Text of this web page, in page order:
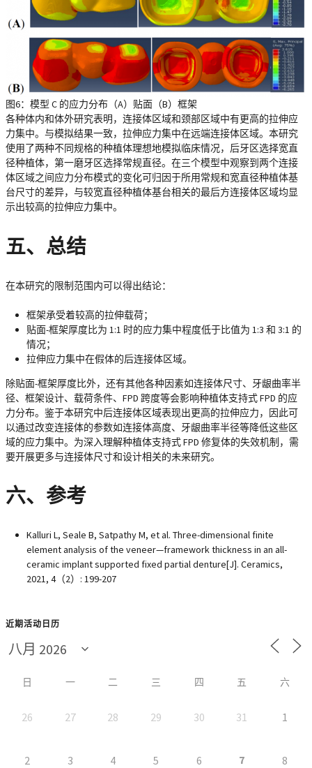
图6：模型 C 的应力分布（A）贴面（B）框架
各种体内和体外研究表明，连接体区域和颈部区域中有更高的拉伸应
力集中。与模拟结果一致，拉伸应力集中在远端连接体区域。本研究
使用了两种不同规格的种植体理想地模拟临床情况，后牙区选择宽直
径种植体，第一磨牙区选择常规直径。在三个模型中观察到两个连接
体区域之间应力分布模式的变化可归因于所用常规和宽直径种植体基
台尺寸的差异，与较宽直径种植体基台相关的最后方连接体区域均显
示出较高的拉伸应力集中。
五、总结
在本研究的限制范围内可以得出结论：
框架承受着较高的拉伸载荷；
贴面-框架厚度比为 1:1 时的应力集中程度低于比值为 1:3 和 3:1 的
情况；
拉伸应力集中在假体的后连接体区域。
除贴面-框架厚度比外，还有其他各种因素如连接体尺寸、牙龈曲率半
径、框架设计、载荷条件、FPD 跨度等会影响种植体支持式 FPD 的应
力分布。鉴于本研究中后连接体区域表现出更高的拉伸应力，因此可
以通过改变连接体的参数如连接体高度、牙龈曲率半径等降低这些区
域的应力集中。为深入理解种植体支持式 FPD 修复体的失效机制，需
要开展更多与连接体尺寸和设计相关的未来研究。
六、参考
Kalluri L, Seale B, Satpathy M, et al. Three-dimensional finite
element analysis of the veneer—framework thickness in an all-
ceramic implant supported fixed partial denture[J]. Ceramics,
2021, 4（2）: 199-207
近期活动日历
日 一 二 三 四 五 六
26 27 28 29 30 31 1
2 3 4 5 6 7 8